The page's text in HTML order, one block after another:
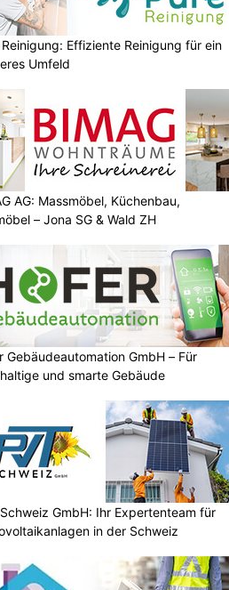
Reinigung: Effiziente Reinigung für ein
Umfeld
AG: Massmöbel, Küchenbau,
– Jona SG & Wald ZH
Gebäudeautomation GmbH – Für
und smarte Gebäude
GmbH: Ihr Expertenteam für
in der Schweiz